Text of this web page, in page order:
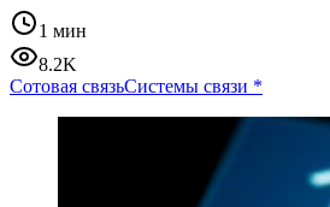
1 мин
8.2K
Сотовая связьСистемы связи *